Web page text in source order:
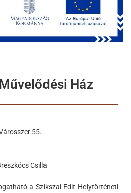
Ház
55.
Csilla
a Szikszai Edit Helytörténeti